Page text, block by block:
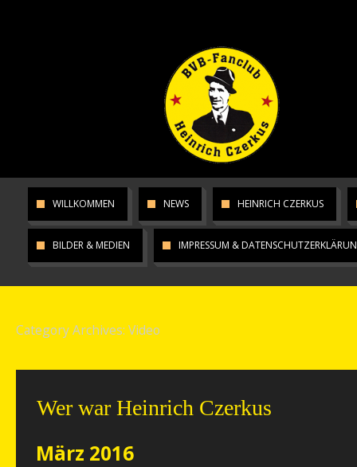
WILLKOMMEN NEWS HEINRICH CZERKUS
BILDER & MEDIEN IMPRESSUM &
Category Archives: Video
Wer war Heinrich Czerkus
März 2016